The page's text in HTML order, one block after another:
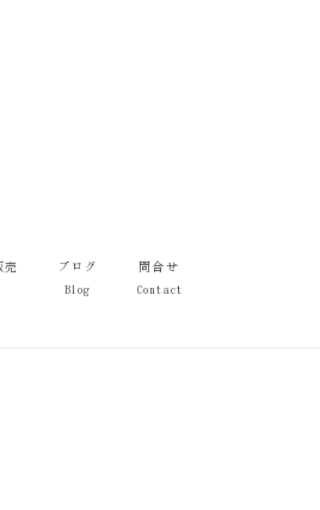
売
ブログ
Blog
問合せ
Contact